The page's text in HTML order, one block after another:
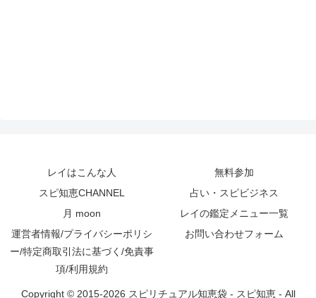
レイはこんな人
無料参加
スピ知恵CHANNEL
占い・スピビジネス
月 moon
レイの鑑定メニュー一覧
運営者情報/プライバシーポリシ
ー/特定商取引法に基づく/免責事
項/利用規約
お問い合わせフォーム
Copyright © 2015-2026 スピリチュアル知恵袋 - スピ知恵 - All